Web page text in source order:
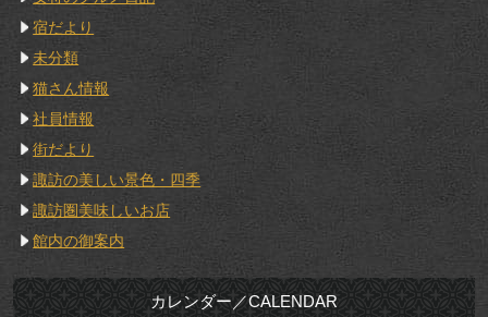
宿だより
未分類
猫さん情報
社員情報
街だより
諏訪の美しい景色・四季
諏訪圏美味しいお店
館内の御案内
カレンダー／CALENDAR